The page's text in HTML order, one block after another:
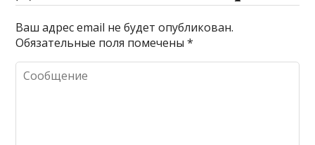
Ваш адрес email не будет опубликован.
Обязательные поля помечены*